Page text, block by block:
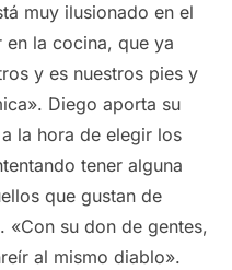
muy ilusionado en el
la cocina, que ya
y es nuestros pies y
Diego aporta su
la hora de elegir los
tener alguna
que gustan de
«Con su don de gentes,
al mismo diablo».